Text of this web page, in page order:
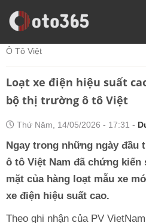
Trang Chủ
Tin Xe
Ô Tô Việt
Loạt xe điện hiệu suất
bộ thị trường ô tô Việt
Thứ Năm, 14/05/2026 - 17:31 -
Ngay trong những ngày đầu
ô tô Việt Nam đã chứng
mặt của hàng loạt mẫu xe
xe điện hiệu suất cao.
Theo ghi nhận của PV